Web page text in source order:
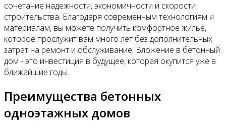
сочетание надежности, экономичности и скорости
строительства. Благодаря современным технологиям и
материалам, вы можете получить комфортное жилье,
которое прослужит вам много лет без дополнительных
затрат на ремонт и обслуживание. Вложение в бетонный
дом - это инвестиция в будущее, которая окупится уже в
ближайшие годы.
Преимущества бетонных
одноэтажных домов